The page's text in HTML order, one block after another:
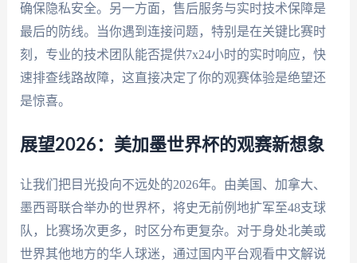
确保隐私安全。另一方面，售后服务与实时技术保障是
最后的防线。当你遇到连接问题，特别是在关键比赛时
刻，专业的技术团队能否提供7x24小时的实时响应，快
速排查线路故障，这直接决定了你的观赛体验是绝望还
是惊喜。
展望2026：美加墨世界杯的观赛新想象
让我们把目光投向不远处的2026年。由美国、加拿大、
墨西哥联合举办的世界杯，将史无前例地扩军至48支球
队，比赛场次更多，时区分布更复杂。对于身处北美或
世界其他地方的华人球迷，通过国内平台观看中文解说